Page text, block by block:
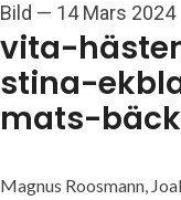
Bild — 14 Mars 2024
vita-
stina-
mats-
Magnus Roosmann,